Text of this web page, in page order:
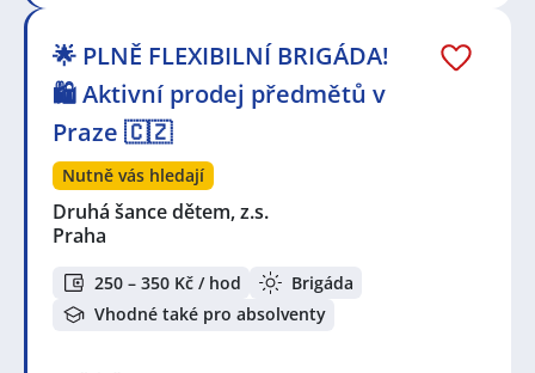
🌟 PLNĚ FLEXIBILNÍ BRIGÁDA!
🛍️ Aktivní prodej předmětů v
Praze 🇨🇿
Nutně vás hledají
Druhá šance dětem, z.s.
Praha
250 – 350 Kč / hod
Brigáda
Vhodné také pro absolventy